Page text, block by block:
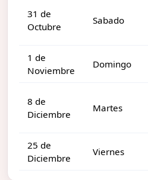
31 de
Octubre
Sabado
1 de
Noviembre
Domingo
8 de
Diciembre
Martes
25 de
Diciembre
Viernes